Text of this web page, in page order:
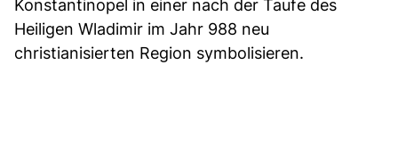
Konstantinopel in einer nach der Taufe des
Heiligen Wladimir im Jahr 988 neu
christianisierten Region symbolisieren.